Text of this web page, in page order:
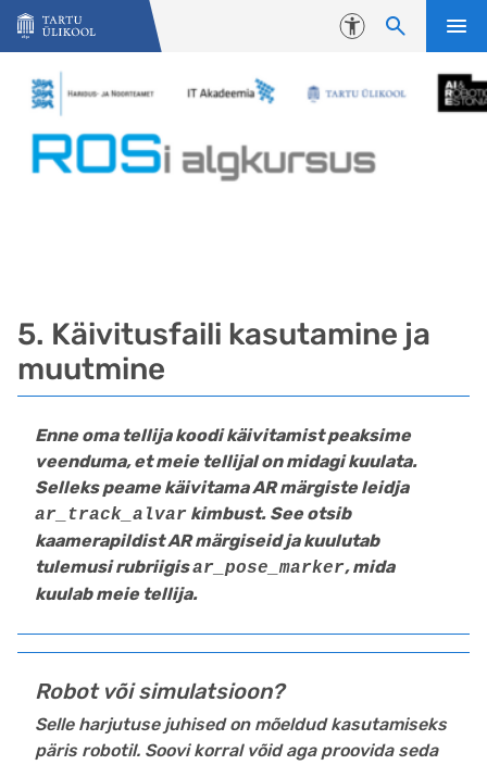
Liigu edasi põhisisu juurde
Juurdepääsetavus
5. Käivitusfaili kasutamine ja
muutmine
Enne oma tellija koodi käivitamist peaksime
veenduma, et meie tellijal on midagi kuulata.
Selleks peame käivitama AR märgiste leidja
ar_track_alvar kimbust. See otsib
kaamerapildist AR märgiseid ja kuulutab
tulemusi rubriigisar_pose_marker, mida
kuulab meie tellija.
Robot või simulatsioon?
Selle harjutuse juhised on mõeldud kasutamiseks
päris robotil. Soovi korral võid aga proovida seda